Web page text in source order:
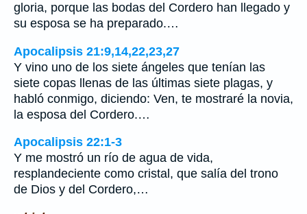
gloria, porque las bodas del Cordero han llegado y
su esposa se ha preparado.…
Apocalipsis 21:9,14,22,23,27
Y vino uno de los siete ángeles que tenían las
siete copas llenas de las últimas siete plagas, y
habló conmigo, diciendo: Ven, te mostraré la novia,
la esposa del Cordero.…
Apocalipsis 22:1-3
Y me mostró un río de agua de vida,
resplandeciente como cristal, que salía del trono
de Dios y del Cordero,…